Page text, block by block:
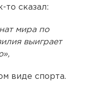
сказал:
мира по
выиграет
виде спорта.